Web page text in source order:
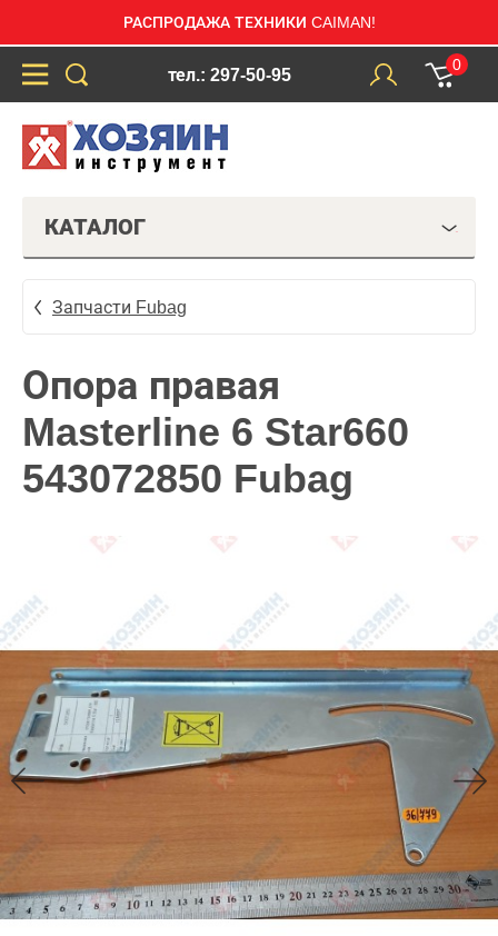
РАСПРОДАЖА ТЕХНИКИ CAIMAN!
тел.: 297-50-95
0
КАТАЛОГ
Запчасти Fubag
Опора правая
Masterline 6 Star660
543072850 Fubag